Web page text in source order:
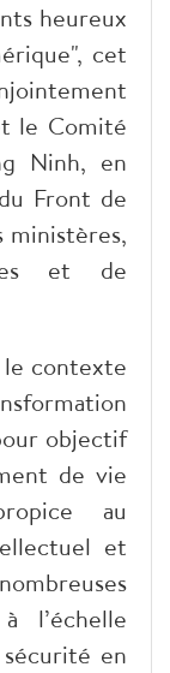
heureux
cet
le Comité
Ninh, en
Front de
ministères,
et de
le contexte
objectif
de vie
au
et
l’échelle
en